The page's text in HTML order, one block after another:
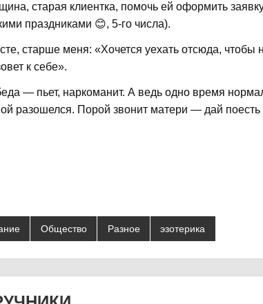
старая клиентка, помочь ей оформить
праздниками 😊, 5-го числа).
старше меня: «Хочется уехать отсюда, чтобы
к себе».
— пьет, наркоманит. А ведь одно время
разошелся. Порой звонит матери — дай
Общество Разное эзотерика